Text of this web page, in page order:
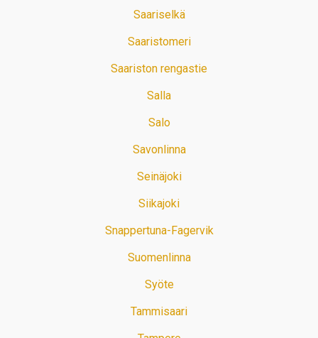
Saariselkä
Saaristomeri
Saariston rengastie
Salla
Salo
Savonlinna
Seinäjoki
Siikajoki
Snappertuna-Fagervik
Suomenlinna
Syöte
Tammisaari